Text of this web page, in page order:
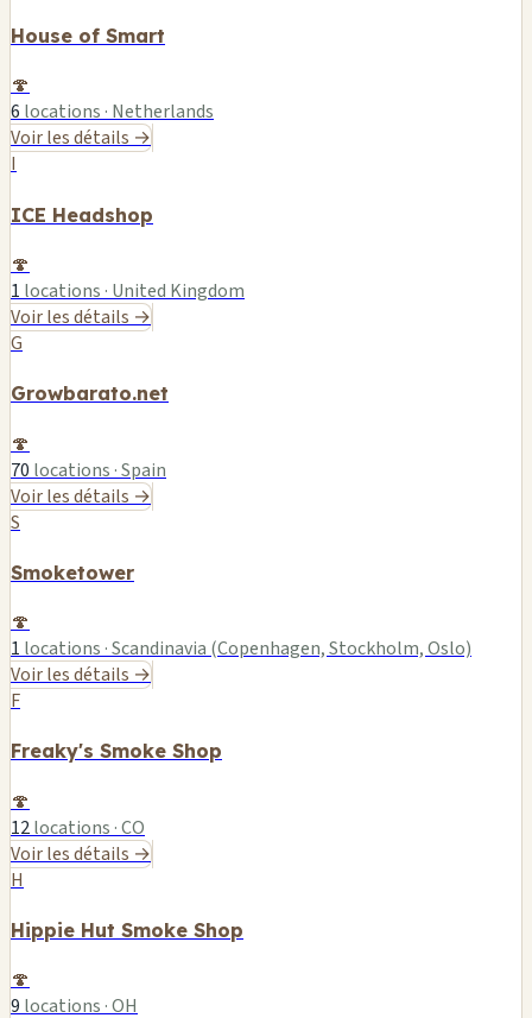
House of Smart
🍄
6locations · Netherlands
Voir les détails →
I
ICE Headshop
🍄
1 locations · United Kingdom
Voir les détails →
G
Growbarato.net
🍄
70 locations · Spain
Voir les détails →
S
Smoketower
🍄
1 locations · Scandinavia (Copenhagen, Stockholm, Oslo)
Voir les détails →
F
Freaky's Smoke Shop
🍄
12locations · CO
Voir les détails →
H
Hippie Hut Smoke Shop
🍄
9 locations · OH